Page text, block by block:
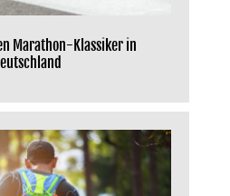
Marathon-Klassiker in